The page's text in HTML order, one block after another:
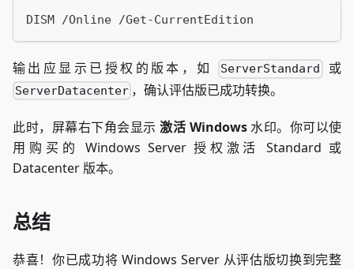
DISM /Online /Get-CurrentEdition
输出应显示已授权的版本，如 ServerStandard 或
ServerDatacenter ，确认评估版已成功转换。
此时，屏幕右下角会显示 激活 Windows水印。你可以使
用购买的 Windows Server 授权激活 Standard 或
Datacenter 版本。
总结
恭喜！你已成功将 Windows Server 从评估版切换到完整